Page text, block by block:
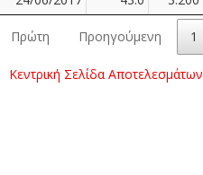
Πρώτη Προηγούμενη 1
Κεντρική Σελίδα Αποτελεσμάτων